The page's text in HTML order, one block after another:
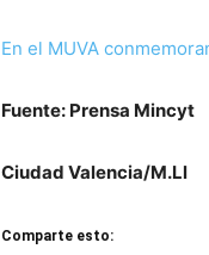
En el MUVA
Fuente: Prensa Mincyt
Ciudad Valencia/M.Ll
Comparte esto: